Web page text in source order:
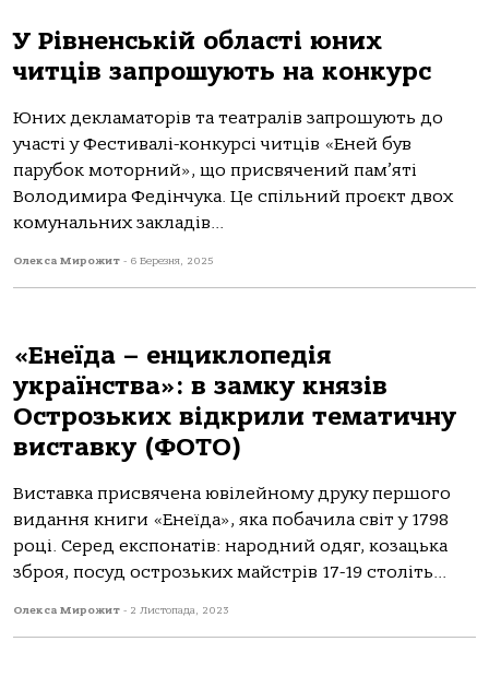
У Рівненській області юних
читців запрошують на конкурс
Юних декламаторів та театралів запрошують до
участі у Фестивалі-конкурсі читців «Еней був
парубок моторний», що присвячений пам’яті
Володимира Федінчука. Це спільний проєкт двох
комунальних закладів...
Олекса Мирожит - 6 Березня, 2025
«Енеїда – енциклопедія
українства»: в замку князів
Острозьких відкрили тематичну
виставку (ФОТО)
Виставка присвячена ювілейному друку першого
видання книги «Енеїда», яка побачила світ у 1798
році. Серед експонатів: народний одяг, козацька
зброя, посуд острозьких майстрів 17-19 століть...
Олекса Мирожит - 2 Листопада, 2023